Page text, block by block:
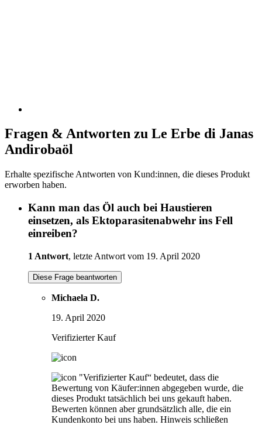
Fragen & Antworten zu Le Erbe di Janas
Andirobaöl
Erhalte spezifische Antworten von Kund:innen, die dieses Produkt
erworben haben.
Kann man das Öl auch bei Haustieren
einsetzen, als Ektoparasitenabwehr ins Fell
einreiben?
1 Antwort, letzte Antwort vom 19. April 2020
Diese Frage beantworten
Michaela D.
19. April 2020
Verifizierter Kauf
"Verifizierter Kauf“ bedeutet, dass die
Bewertung von Käufer:innen abgegeben wurde, die
dieses Produkt tatsächlich bei uns gekauft haben.
Bewerten können aber grundsätzlich alle, die ein
Kundenkonto bei uns haben. Hinweis schließen